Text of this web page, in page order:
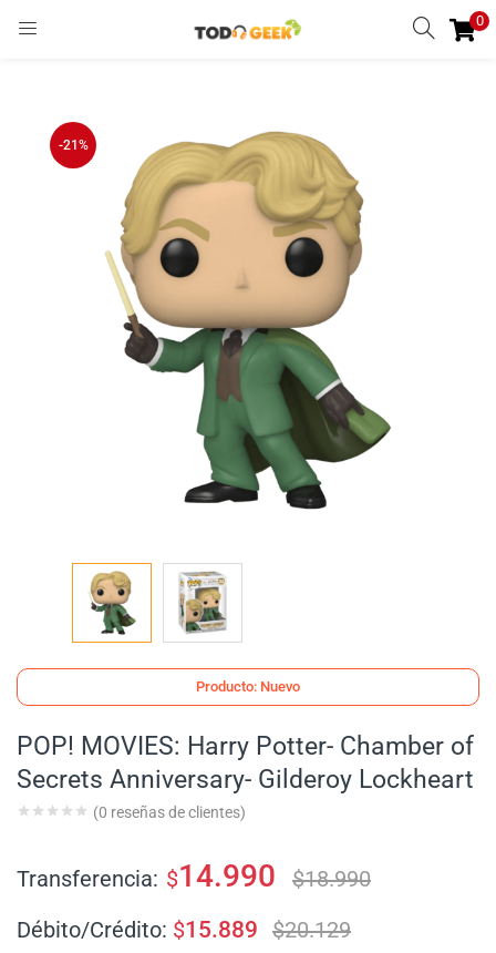
0
-21%
Producto: Nuevo
POP! MOVIES: Harry Potter- Chamber of
Secrets Anniversary- Gilderoy Lockheart
(0 reseñas de clientes)
Transferencia: $14.990 $18.990
Débito/Crédito: $15.889 $20.129
REGISTRARSE
Remember me
Ingresar
Lost password?